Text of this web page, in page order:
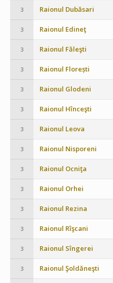
3 Raionul Dubăsari
3 Raionul Edineţ
3 Raionul Făleşti
3 Raionul Florești
3 Raionul Glodeni
3 Raionul Hînceşti
3 Raionul Leova
3 Raionul Nisporeni
3 Raionul Ocniţa
3 Raionul Orhei
3 Raionul Rezina
3 Raionul Rîşcani
3 Raionul Sîngerei
3 Raionul Şoldăneşti